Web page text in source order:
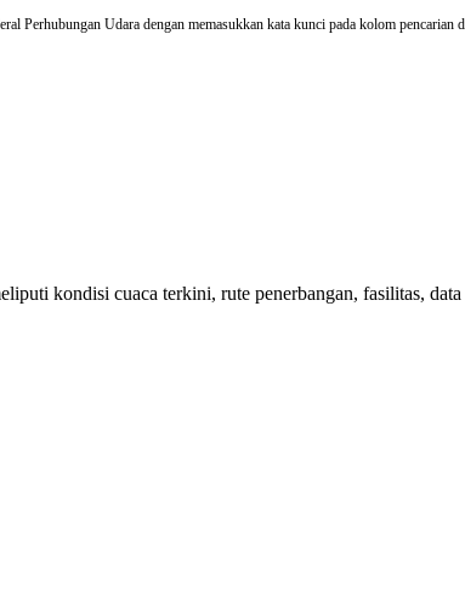
Perhubungan Udara dengan memasukkan kata kunci pada kolom pencarian
kondisi cuaca terkini, rute penerbangan, fasilitas,